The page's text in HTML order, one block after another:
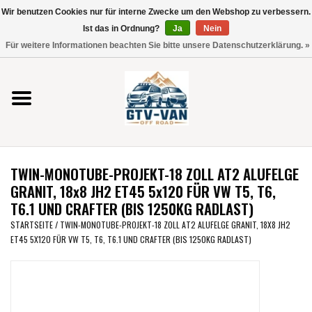
Verwende
die
nach
oben
und
unten,
verfügbare
Ergebnis
auszuwählen.
Drücke
die
Vito / V-Klasse 447
Viano /Vito 639
VW T7 2025
VW T6
TWIN-MONOTUBE-PROJEKT-18 ZOLL AT2 ALUFELGE
GRANIT, 18x8 JH2 ET45 5x120 FÜR VW T5, T6,
T6.1 UND CRAFTER (BIS 1250KG RADLAST)
STARTSEITE/ TWIN-MONOTUBE-PROJEKT-18 ZOLL AT2 ALUFELGE GRANIT, 18X8 JH2
ET45 5X120 FÜR VW T5, T6, T6.1 UND CRAFTER (BIS 1250KG RADLAST)
Wir benutzen Cookies nur für interne Zwecke um den Webshop zu verbessern.
Ist das in Ordnung?
Ja
Nein
Für weitere Informationen beachten Sie bitte unsere Datenschutzerklärung. »